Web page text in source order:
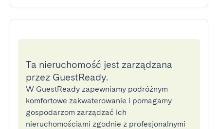
Ta nieruchomość jest zarządzana
przez GuestReady.
W GuestReady zapewniamy podróżnym
komfortowe zakwaterowanie i pomagamy
gospodarzom zarządzać ich
nieruchomościami zgodnie z profesjonalnymi